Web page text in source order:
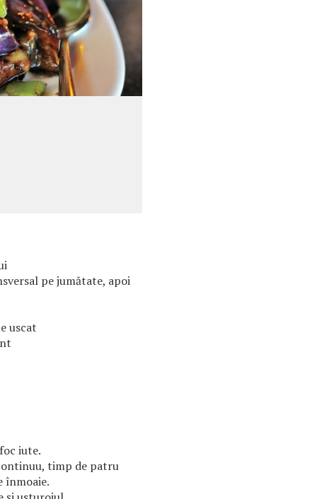
pe jumătate, apoi
uscat
iute.
timp de patru
înmoaie.